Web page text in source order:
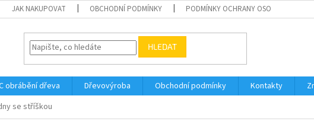
JAK NAKUPOVAT OBCHODNÍ PODMÍNKY PODMÍNKY OCHRANY OSOBNÍCH ÚDAJŮ
HLEDAT
obrábění dřeva Dřevovýroba Obchodní podmínky Kontakty
se stříškou